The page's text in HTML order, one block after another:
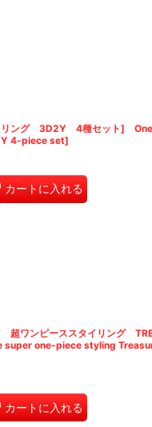
リング 3D2Y 4種セット]
4-piece set]
カートに入れる
ワンピーススタイリング
super one-piece styling
カートに入れる